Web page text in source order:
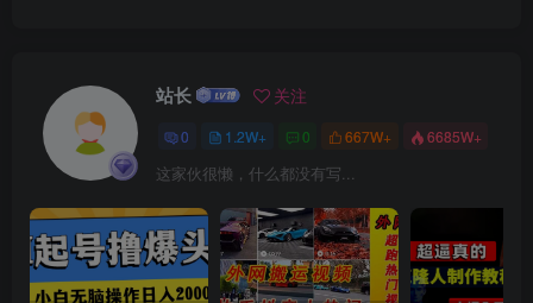
站长 关注
0 1.2W+ 0 667W+ 6685W+
这家伙很懒，什么都没有写...